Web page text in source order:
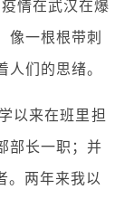
情在武汉在爆
像一根根带刺
们的思绪。
以来在班里担
部长一职；并
。两年来我以